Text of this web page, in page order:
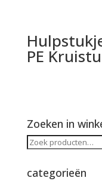
PE
Zoeken in
Zoeken
categorieën